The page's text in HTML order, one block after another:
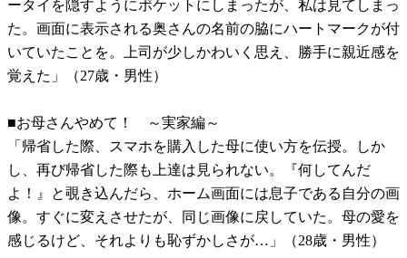
ータイを隠すようにポケットにしまったが、私は見てしまっ
た。画面に表示される奥さんの名前の脇にハートマークが付
いていたことを。上司が少しかわいく思え、勝手に親近感を
覚えた」（27歳・男性）
■お母さんやめて！ ～実家編～
「帰省した際、スマホを購入した母に使い方を伝授。しか
し、再び帰省した際も上達は見られない。『何してんだ
よ！』と覗き込んだら、ホーム画面には息子である自分の画
像。すぐに変えさせたが、同じ画像に戻していた。母の愛を
感じるけど、それよりも恥ずかしさが…」（28歳・男性）